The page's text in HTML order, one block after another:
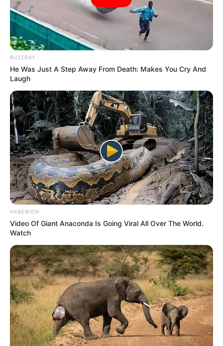
BUZZDAY
He Was Just A Step Away From Death: Makes You Cry And
Laugh
HABERION
Video Of Giant Anaconda Is Going Viral All Over The World.
Watch